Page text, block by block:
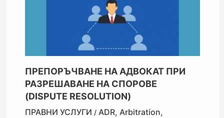
ПРЕПОРЪЧВАНЕ НА АДВОКАТ ПРИ
РАЗРЕШАВАНЕ НА СПОРОВЕ
(DISPUTE RESOLUTION)
ПРАВНИ УСЛУГИ /ADR,Arbitration,